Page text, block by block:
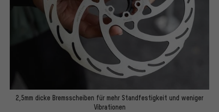
2,5mm dicke Bremsscheiben für mehr Standfestigkeit und weniger
Vibrationen